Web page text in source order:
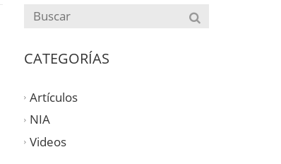
CATEGORÍAS
Artículos
NIA
Videos